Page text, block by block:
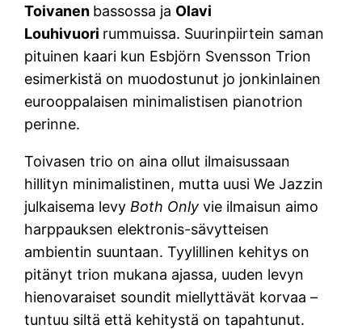
Toivanen bassossa ja Olavi
Louhivuori rummuissa. Suurinpiirtein saman
pituinen kaari kun Esbjörn Svensson Trion
esimerkistä on muodostunut jo jonkinlainen
eurooppalaisen minimalistisen pianotrion
perinne.
Toivasen trio on aina ollut ilmaisussaan
hillityn minimalistinen, mutta uusi We Jazzin
julkaisema levy Both Onlyvie ilmaisun aimo
harppauksen elektronis-sävytteisen
ambientin suuntaan. Tyylillinen kehitys on
pitänyt trion mukana ajassa, uuden levyn
hienovaraiset soundit miellyttävät korvaa –
tuntuu siltä että kehitystä on tapahtunut.